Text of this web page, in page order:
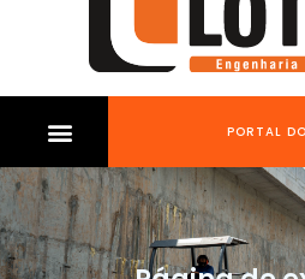
PORTAL